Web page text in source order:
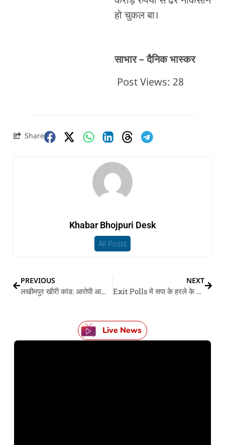
हो चुकल बा।
साभार – दैनिक भास्कर
Post Views: 28
Share
Khabar Bhojpuri Desk
All Posts
PREVIOUS
लखीमपुर खीरी कांड: आरोपी आशीष मिश्रा के जमानत याचिका रद्द करे आली याचिका स्वीकार
NEXT
Exit Polls में सपा के हरले के अनुमान, जानीं का बोलनें ओपी राजभर
Live News